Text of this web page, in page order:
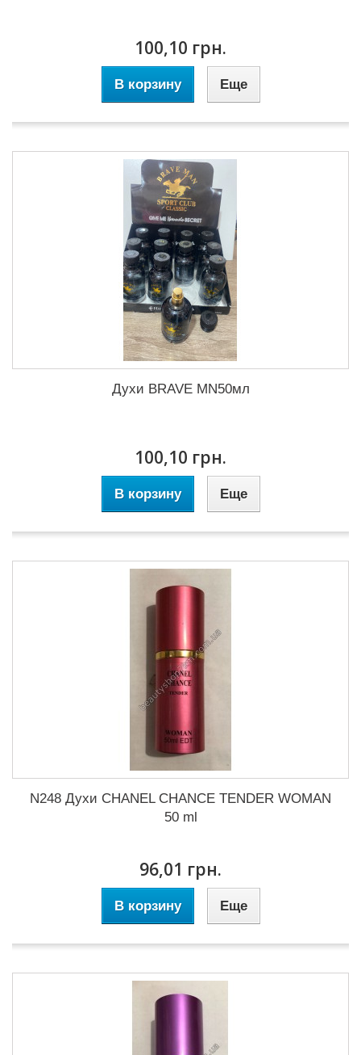
100,10 грн.
В корзину Еще
Духи BRAVE MN50мл
100,10 грн.
В корзину Еще
N248 Духи CHANEL CHANCE TENDER WOMAN
50 ml
96,01 грн.
В корзину Еще